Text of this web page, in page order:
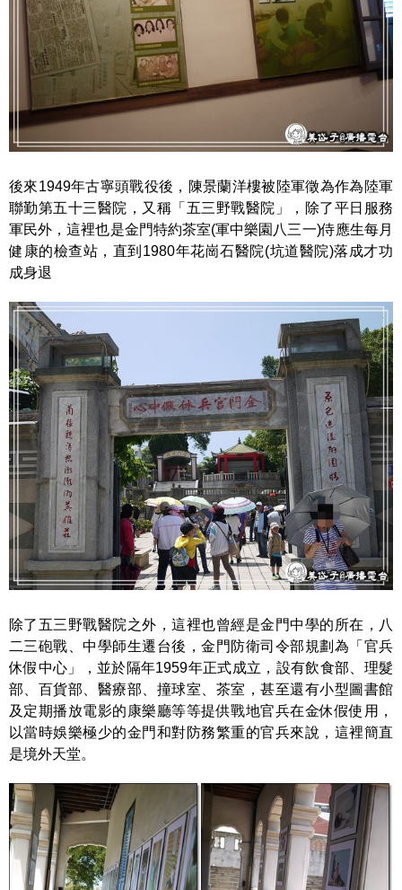
後來1949年古寧頭戰役後，陳景蘭洋樓被陸軍徵為作為陸軍
聯勤第五十三醫院，又稱「五三野戰醫院」，除了平日服務
軍民外，這裡也是金門特約茶室(軍中樂園八三一)侍應生每月
健康的檢查站，直到1980年花崗石醫院(坑道醫院)落成才功
成身退
除了五三野戰醫院之外，這裡也曾經是金門中學的所在，八
二三砲戰、中學師生遷台後，金門防衛司令部規劃為「官兵
休假中心」，並於隔年1959年正式成立，設有飲食部、理髮
部、百貨部、醫療部、撞球室、茶室，甚至還有小型圖書館
及定期播放電影的康樂廳等等提供戰地官兵在金休假使用，
以當時娛樂極少的金門和對防務繁重的官兵來說，這裡簡直
是境外天堂。